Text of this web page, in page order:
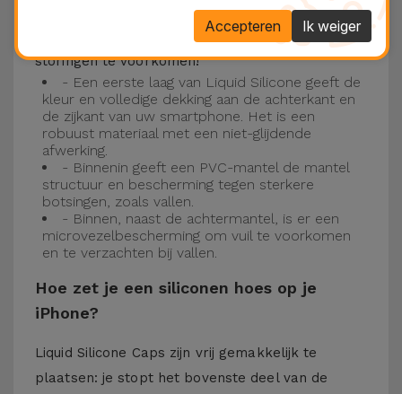
robuuste, kwalitatieve constructie met een
drielaagse constructie om ongelukken en
storingen te voorkomen!
- Een eerste laag van Liquid Silicone geeft de
kleur en volledige dekking aan de achterkant en
de zijkant van uw smartphone. Het is een
robuust materiaal met een niet-glijdende
afwerking.
- Binnenin geeft een PVC-mantel de mantel
structuur en bescherming tegen sterkere
botsingen, zoals vallen.
- Binnen, naast de achtermantel, is er een
microvezelbescherming om vuil te voorkomen
en te verzachten bij vallen.
Hoe zet je een siliconen hoes op je
iPhone?
Liquid Silicone Caps zijn vrij gemakkelijk te
plaatsen: je stopt het bovenste deel van de
Ik weiger
Accepteren